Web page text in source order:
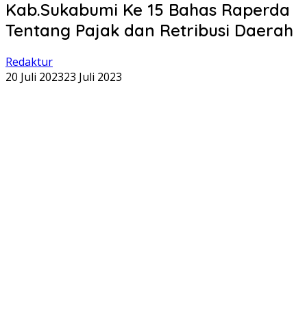
Kab.Sukabumi Ke 15 Bahas Raperda
Tentang Pajak dan Retribusi Daerah
Redaktur
20 Juli 202323 Juli 2023